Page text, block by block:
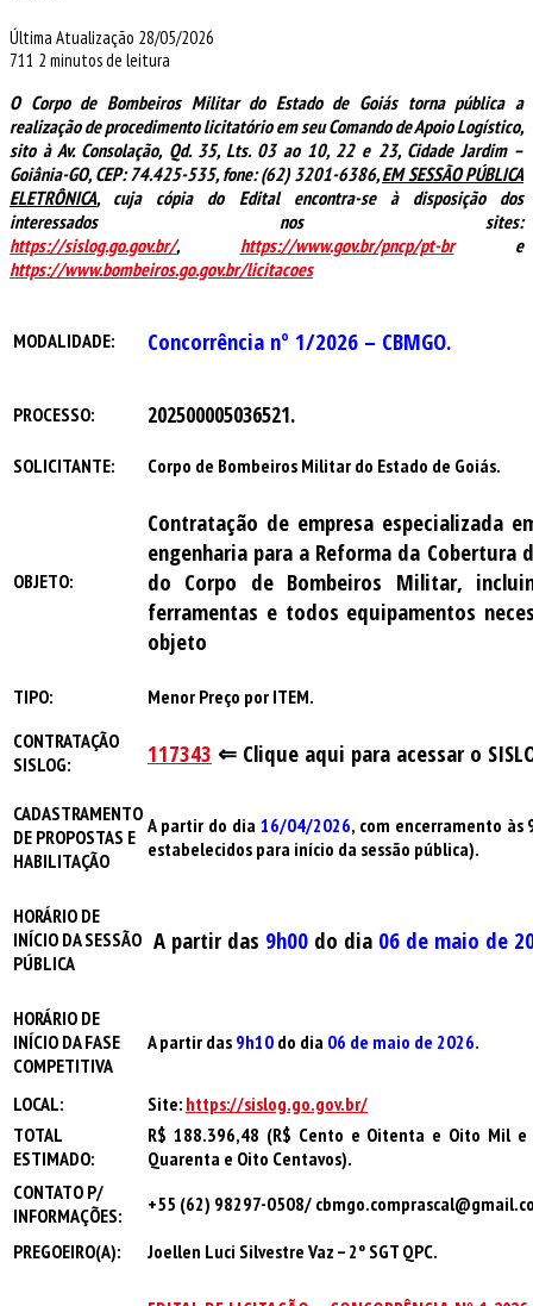
Última Atualização 28/05/2026
711 2 minutos de leitura
O Corpo de Bombeiros Militar do Estado de Goiás torna pública a
realização de procedimento licitatório em seu Comando de Apoio Logístico,
sito à Av. Consolação, Qd. 35, Lts. 03 ao 10, 22 e 23, Cidade Jardim –
Goiânia-GO, CEP: 74.425-535, fone: (62) 3201-6386,EM SESSÃO PÚBLICA
ELETRÔNICA, cuja cópia do Edital encontra-se à disposição dos
interessados nos sites:
https://sislog.go.gov.br/, https://www.gov.br/pncp/pt-bre
https://www.bombeiros.go.gov.br/licitacoes
MODALIDADE: Concorrência nº 1/2026 – CBMGO.
PROCESSO: 202500005036521.
SOLICITANTE: Corpo de Bombeiros Militar do Estado de Goiás.
OBJETO:
Contratação de empresa especializada
engenharia para a Reforma da Cobertura
do Corpo de Bombeiros Militar,
ferramentas e todos equipamentos
objeto
TIPO:
Menor Preço por ITEM.
CONTRATAÇÃO
SISLOG:
117343 ⇐ Clique aqui para acessar o
CADASTRAMENTO
DE PROPOSTAS E
HABILITAÇÃO
A partir do dia 16/04/2026, com encerramento às
estabelecidos para início da sessão pública).
HORÁRIO DE
INÍCIO DA SESSÃO
PÚBLICA
A partir das 9h00 do dia 06 de maio de
HORÁRIO DE
INÍCIO DA FASE
COMPETITIVA
A partir das 9h10 do dia 06 de maio de 2026.
LOCAL: Site: https://sislog.go.gov.br/
TOTAL
ESTIMADO:
R$ 188.396,48 (R$ Cento e Oitenta e Oito Mil
Quarenta e Oito Centavos).
CONTATO P/
INFORMAÇÕES:
+55 (62) 98297-0508/
PREGOEIRO(A):
Joellen Luci Silvestre Vaz – 2º SGT QPC.